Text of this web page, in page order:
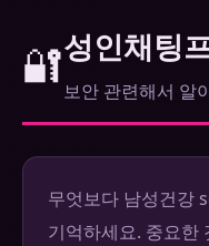
🔐성인채팅
보안 관련해서 알
무엇보다 남성건강
기억하세요. 중요